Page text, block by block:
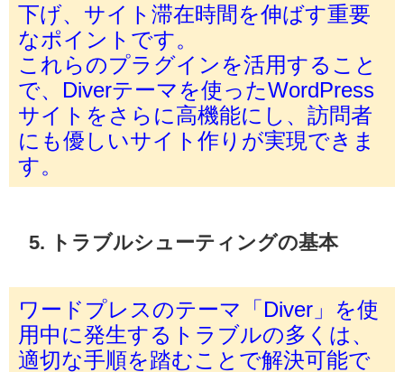
下げ、サイト滞在時間を伸ばす重要
なポイントです。
これらのプラグインを活用すること
で、Diverテーマを使ったWordPress
サイトをさらに高機能にし、訪問者
にも優しいサイト作りが実現できま
す。
5. トラブルシューティングの基本
ワードプレスのテーマ「Diver」を使
用中に発生するトラブルの多くは、
適切な手順を踏むことで解決可能で